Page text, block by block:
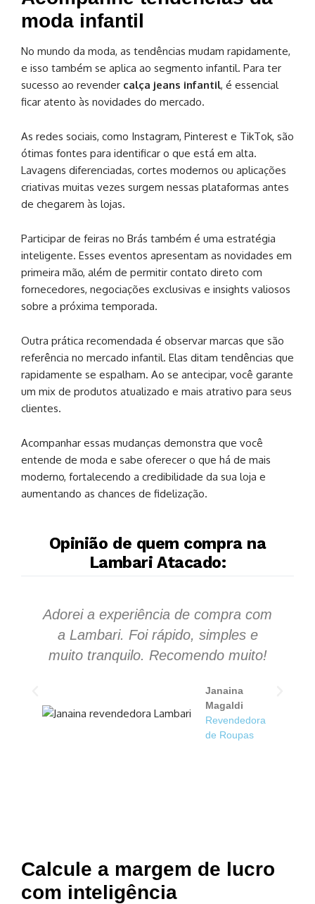
moda infantil
No mundo da moda, as tendências mudam rapidamente,
e isso também se aplica ao segmento infantil. Para ter
sucesso ao revender calça jeans infantil, é essencial
ficar atento às novidades do mercado.
As redes sociais, como Instagram, Pinterest e TikTok, são
ótimas fontes para identificar o que está em alta.
Lavagens diferenciadas, cortes modernos ou aplicações
criativas muitas vezes surgem nessas plataformas antes
de chegarem às lojas.
Participar de feiras no Brás também é uma estratégia
inteligente. Esses eventos apresentam as novidades em
primeira mão, além de permitir contato direto com
fornecedores, negociações exclusivas e insights valiosos
sobre a próxima temporada.
Outra prática recomendada é observar marcas que são
referência no mercado infantil. Elas ditam tendências que
rapidamente se espalham. Ao se antecipar, você garante
um mix de produtos atualizado e mais atrativo para seus
clientes.
Acompanhar essas mudanças demonstra que você
entende de moda e sabe oferecer o que há de mais
moderno, fortalecendo a credibilidade da sua loja e
aumentando as chances de fidelização.
Opinião de quem compra na
Lambari Atacado:
Adorei a experiência de compra com
a Lambari. Foi rápido, simples e
muito tranquilo. Recomendo muito!
Janaina
Magaldi
Revendedora
de Roupas
Calcule a margem de lucro
com inteligência